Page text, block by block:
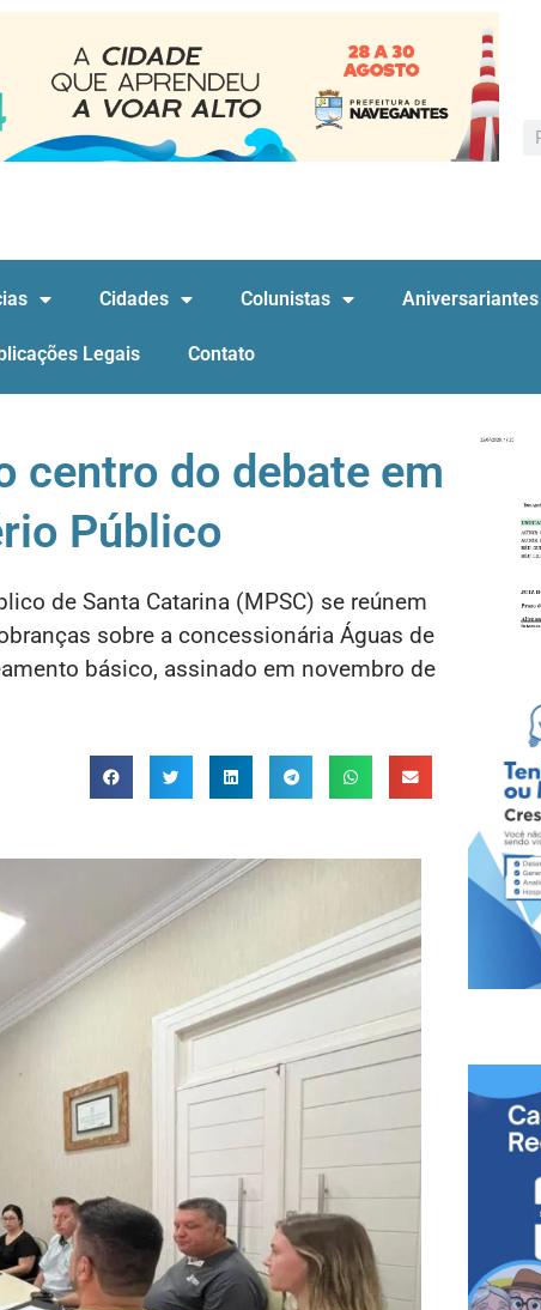
Cidades Colunistas Aniversariantes
Legais Contato
centro do debate em
Público
de Santa Catarina (MPSC) se reúnem
sobre a concessionária Águas de
básico, assinado em novembro de